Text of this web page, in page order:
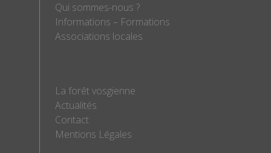
Qui sommes-nous ?
Informations – Formations
Associations locales
La forêt vosgienne
Actualités
Contact
Mentions Légales